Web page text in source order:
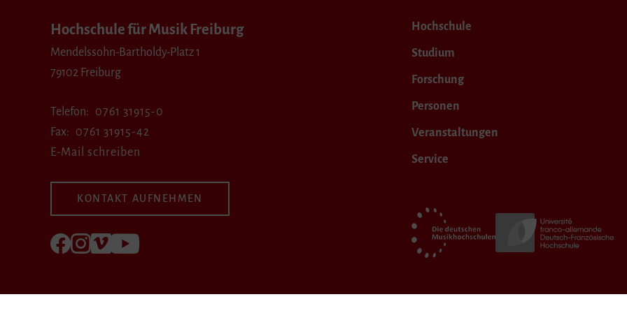
Hochschule für Musik Freiburg
Mendelssohn-Bartholdy-Platz 1
79102 Freiburg
Telefon
0761 31915-0
Fax
0761 31915-42
E-Mail schreiben
KONTAKT AUFNEHMEN
Folgen Sie uns auf Facebook
Folgen Sie uns auf Instagram
Besuchen Sie uns bei Vimeo
Hochschule
Studium
Forschung
Personen
Veranstaltungen
Service